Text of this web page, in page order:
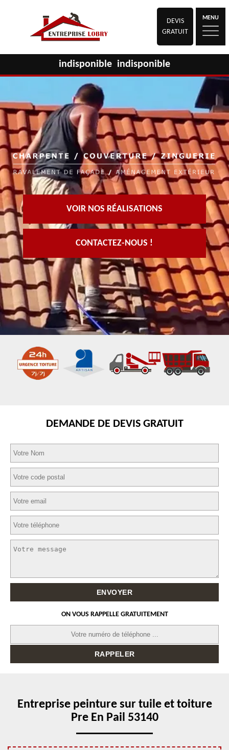
DEVIS
GRATUIT
MENU
indisponible indisponible
VOIR NOS RÉALISATIONS
CONTACTEZ-NOUS !
DEMANDE DE DEVIS GRATUIT
ON VOUS RAPPELLE GRATUITEMENT
Entreprise peinture sur tuile et toiture
Pre En Pail 53140